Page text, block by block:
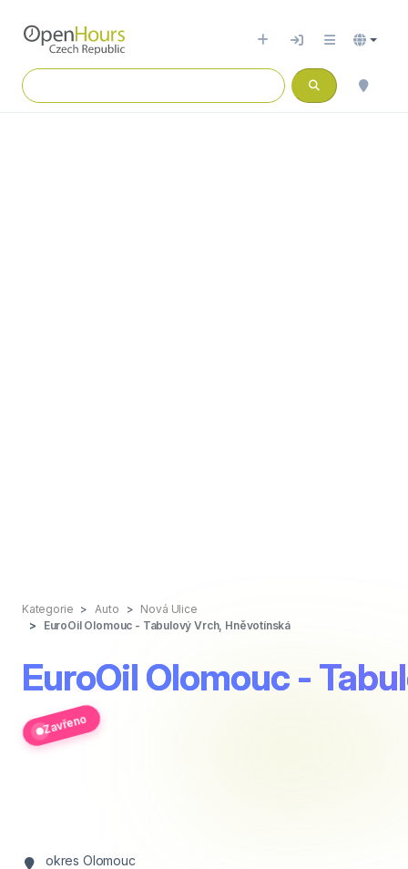
Kategorie Auto
Nová Ulice
EuroOil Olomouc - Tabulový Vrch, Hněvotínská
EuroOil Olomouc -
Zavřeno
okres Olomouc